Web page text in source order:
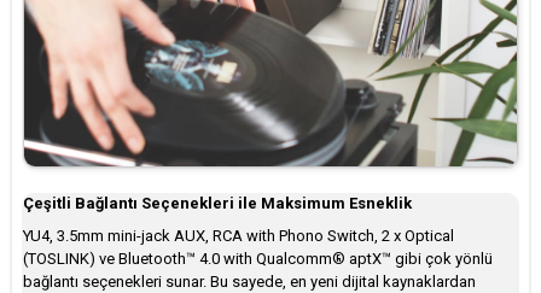
Çeşitli Bağlantı Seçenekleri ile Maksimum Esneklik
YU4, 3.5mm mini-jack AUX, RCA with Phono Switch, 2 x Optical
(TOSLINK) ve Bluetooth™ 4.0 with Qualcomm® aptX™ gibi çok yönlü
bağlantı seçenekleri sunar. Bu sayede, en yeni dijital kaynaklardan